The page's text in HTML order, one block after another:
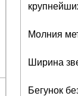
Молния
Ширина
Бегунок